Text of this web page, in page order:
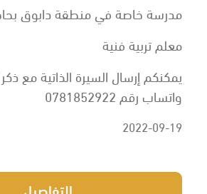
مدرسة خاصة في منطقة دابوق
معلم تربية فنية
يمكنكم إرسال السيرة الذاتية مع
واتساب رقم 0781852922
2022-09-19